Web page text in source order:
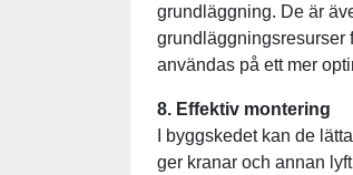
grundläggning. De är
grundläggningsresurser
användas på ett mer
8. Effektiv montering
I byggskedet kan de
ger kranar och annan